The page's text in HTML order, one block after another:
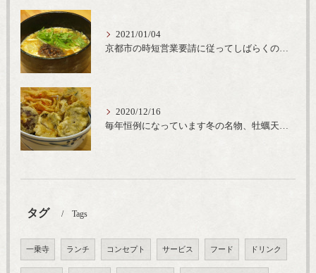
2021/01/04
京都市の時短営業要請に従ってしばらくの間20時までの営業とさせていただいております。寒い時期には温かいお蕎麦がおすすめ
2020/12/16
毎年恒例になっています冬の名物、牡蠣天丼が販売開始です、広島県産の大粒牡蠣を使用し天ぷらならではのカリと衣クリーミーな味わいをどうぞ
タグ Tags
一乗寺 ランチ コンセプト サービス フード ドリンク